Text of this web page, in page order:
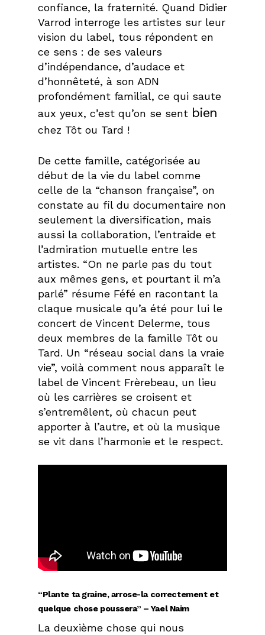
confiance, la fraternité. Quand Didier
Varrod interroge les artistes sur leur
vision du label, tous répondent en
ce sens : de ses valeurs
d’indépendance, d’audace et
d’honnêteté, à son ADN
profondément familial, ce qui saute
aux yeux, c’est qu’on se sent bien
chez Tôt ou Tard !
De cette famille, catégorisée au
début de la vie du label comme
celle de la “chanson française”, on
constate au fil du documentaire non
seulement la diversification, mais
aussi la collaboration, l’entraide et
l’admiration mutuelle entre les
artistes. “On ne parle pas du tout
aux mêmes gens, et pourtant il m’a
parlé” résume Féfé en racontant la
claque musicale qu’a été pour lui le
concert de Vincent Delerme, tous
deux membres de la famille Tôt ou
Tard. Un “réseau social dans la vraie
vie”, voilà comment nous apparaît le
label de Vincent Frèrebeau, un lieu
où les carrières se croisent et
s’entremêlent, où chacun peut
apporter à l’autre, et où la musique
se vit dans l’harmonie et le respect.
“Plante ta graine, arrose-la correctement et
quelque chose poussera” – Yael Naim
La deuxième chose qui nous